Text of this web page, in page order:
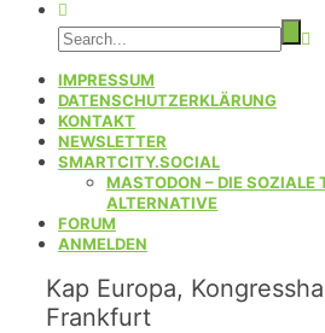
IMPRESSUM
DATENSCHUTZERKLÄRUNG
KONTAKT
NEWSLETTER
SMARTCITY.SOCIAL
MASTODON – DIE SOZIALE
ALTERNATIVE
FORUM
ANMELDEN
Kap Europa,
Frankfurt